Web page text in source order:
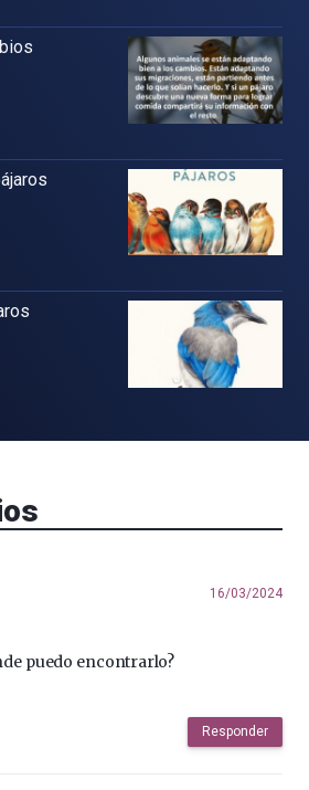
16/03/2024
puedo encontrarlo?
Responder